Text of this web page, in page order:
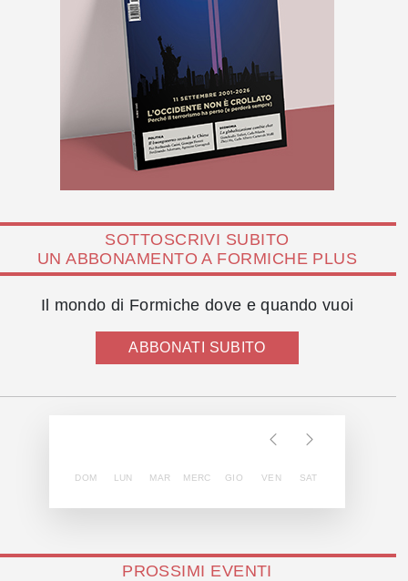
SOTTOSCRIVI SUBITO
UN ABBONAMENTO A FORMICHE PLUS
Il mondo di Formiche dove e quando vuoi
ABBONATI SUBITO
DOM LUN MAR MERC GIO VEN SAT
PROSSIMI EVENTI